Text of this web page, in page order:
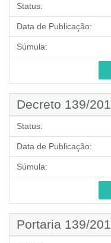
Status:
Data de Publicação:
Súmula:
Decreto 139/
Status:
Data de Publicação:
Súmula:
Portaria 139/